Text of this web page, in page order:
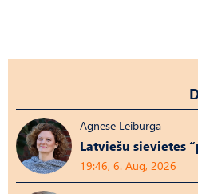
Agnese Leiburga
Latviešu sievietes
19:46, 6. Aug, 2026